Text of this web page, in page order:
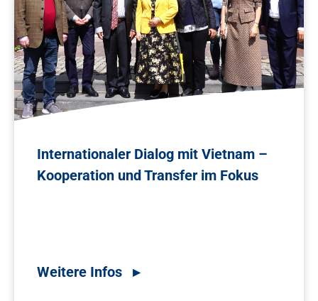
Internationaler Dialog mit Vietnam –
Kooperation und Transfer im Fokus